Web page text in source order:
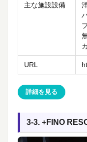
主な施設設備
URL
詳細を見る
3-3. +FINO